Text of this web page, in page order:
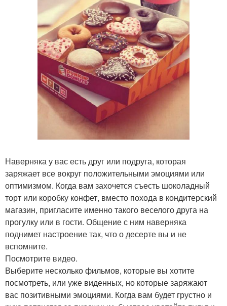
Наверняка у вас есть друг или подруга, которая
заряжает все вокруг положительными эмоциями или
оптимизмом. Когда вам захочется съесть шоколадный
торт или коробку конфет, вместо похода в кондитерский
магазин, пригласите именно такого веселого друга на
прогулку или в гости. Общение с ним наверняка
поднимет настроение так, что о десерте вы и не
вспомните.
Посмотрите видео.
Выберите несколько фильмов, которые вы хотите
посмотреть, или уже виденных, но которые заряжают
вас позитивными эмоциями. Когда вам будет грустно и